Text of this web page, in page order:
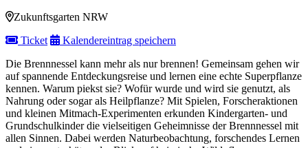
Zukunftsgarten NRW
Ticket
Kalendereintrag speichern
Die Brennnessel kann mehr als nur brennen! Gemeinsam gehen wir
auf spannende Entdeckungsreise und lernen eine echte Superpflanze
kennen. Warum piekst sie? Wofür wurde und wird sie genutzt, als
Nahrung oder sogar als Heilpflanze? Mit Spielen, Forscheraktionen
und kleinen Mitmach-Experimenten erkunden Kindergarten- und
Grundschulkinder die vielseitigen Geheimnisse der Brennnessel mit
allen Sinnen. Dabei werden Naturbeobachtung, forschendes Lernen